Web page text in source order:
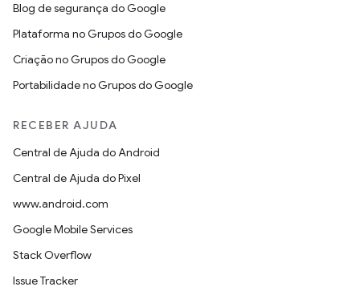
Blog de segurança do Google
Plataforma no Grupos do Google
Criação no Grupos do Google
Portabilidade no Grupos do Google
RECEBER AJUDA
Central de Ajuda do Android
Central de Ajuda do Pixel
www.android.com
Google Mobile Services
Stack Overflow
Issue Tracker